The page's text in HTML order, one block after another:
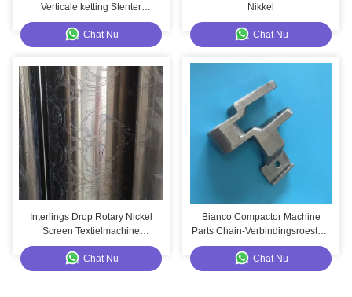
Verticale ketting Stenter
Machine Onderdelen
Chat Nu
Nikkel
Chat Nu
Interlings Drop Rotary Nickel
Screen Textielmachine
Standaard Screen Rotary
Chat Nu
Bianco Compactor Machine
Parts Chain-Verbindingsroestvrij
staal Materieel Duurzaam het
Gieten Proces
Chat Nu